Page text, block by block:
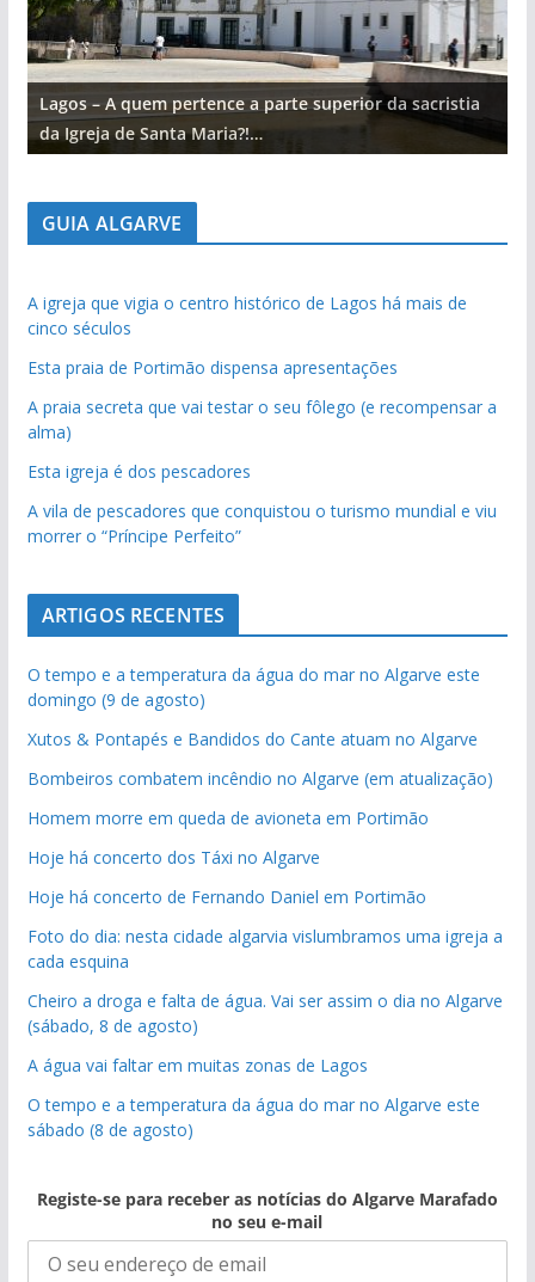
Lagos – A quem pertence a parte superior da sacristia
da Igreja de Santa Maria?!…
GUIA ALGARVE
A igreja que vigia o centro histórico de Lagos há mais de
cinco séculos
Esta praia de Portimão dispensa apresentações
A praia secreta que vai testar o seu fôlego (e recompensar a
alma)
Esta igreja é dos pescadores
A vila de pescadores que conquistou o turismo mundial e viu
morrer o “Príncipe Perfeito”
ARTIGOS RECENTES
O tempo e a temperatura da água do mar no Algarve este
domingo (9 de agosto)
Xutos & Pontapés e Bandidos do Cante atuam no Algarve
Bombeiros combatem incêndio no Algarve (em atualização)
Homem morre em queda de avioneta em Portimão
Hoje há concerto dos Táxi no Algarve
Hoje há concerto de Fernando Daniel em Portimão
Foto do dia: nesta cidade algarvia vislumbramos uma igreja a
cada esquina
Cheiro a droga e falta de água. Vai ser assim o dia no Algarve
(sábado, 8 de agosto)
A água vai faltar em muitas zonas de Lagos
O tempo e a temperatura da água do mar no Algarve este
sábado (8 de agosto)
Registe-se para receber as notícias do Algarve Marafado
no seu e-mail